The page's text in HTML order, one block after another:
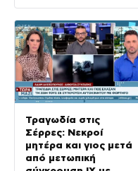
Τραγωδία στις
Σέρρες: Νεκροί
μητέρα και γιος μετά
από μετωπική